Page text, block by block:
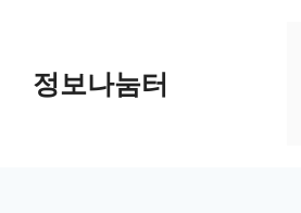
content정보나눔터